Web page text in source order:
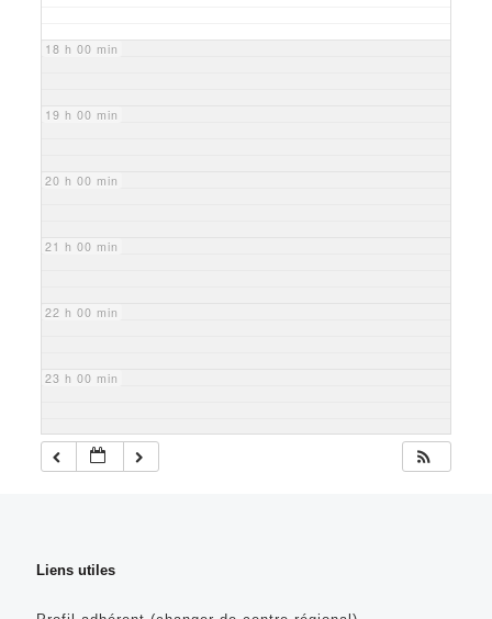
18 h 00 min
19 h 00 min
20 h 00 min
21 h 00 min
22 h 00 min
23 h 00 min
Liens utiles